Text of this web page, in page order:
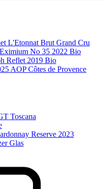
L'Etonnat Brut Grand Cru
No 35 2022 Bio
Reflet 2019 Bio
AOP Côtes de Provence
Toscana
Reserve 2023
Glas